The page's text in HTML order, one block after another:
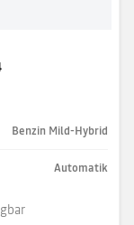
Benzin Mild-Hybrid
Automatik